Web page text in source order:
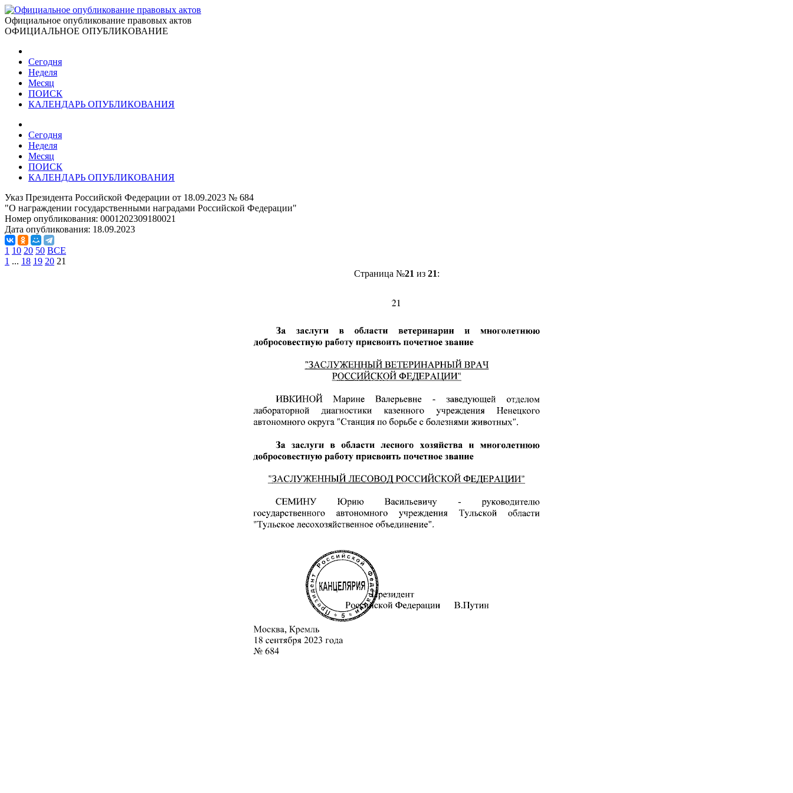
Официальное опубликование правовых актов
ОФИЦИАЛЬНОЕ ОПУБЛИКОВАНИЕ
Сегодня
Неделя
Месяц
ПОИСК
КАЛЕНДАРЬ ОПУБЛИКОВАНИЯ
Сегодня
Неделя
Месяц
ПОИСК
КАЛЕНДАРЬ ОПУБЛИКОВАНИЯ
Указ Президента Российской Федерации от 18.09.2023 № 684
"О награждении государственными наградами Российской Федерации"
Номер опубликования: 0001202309180021
Дата опубликования: 18.09.2023
1 10 20 50 ВСЕ
1 ... 18 19 20 21
Страница №21 из 21: